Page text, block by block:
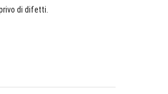
di difetti.